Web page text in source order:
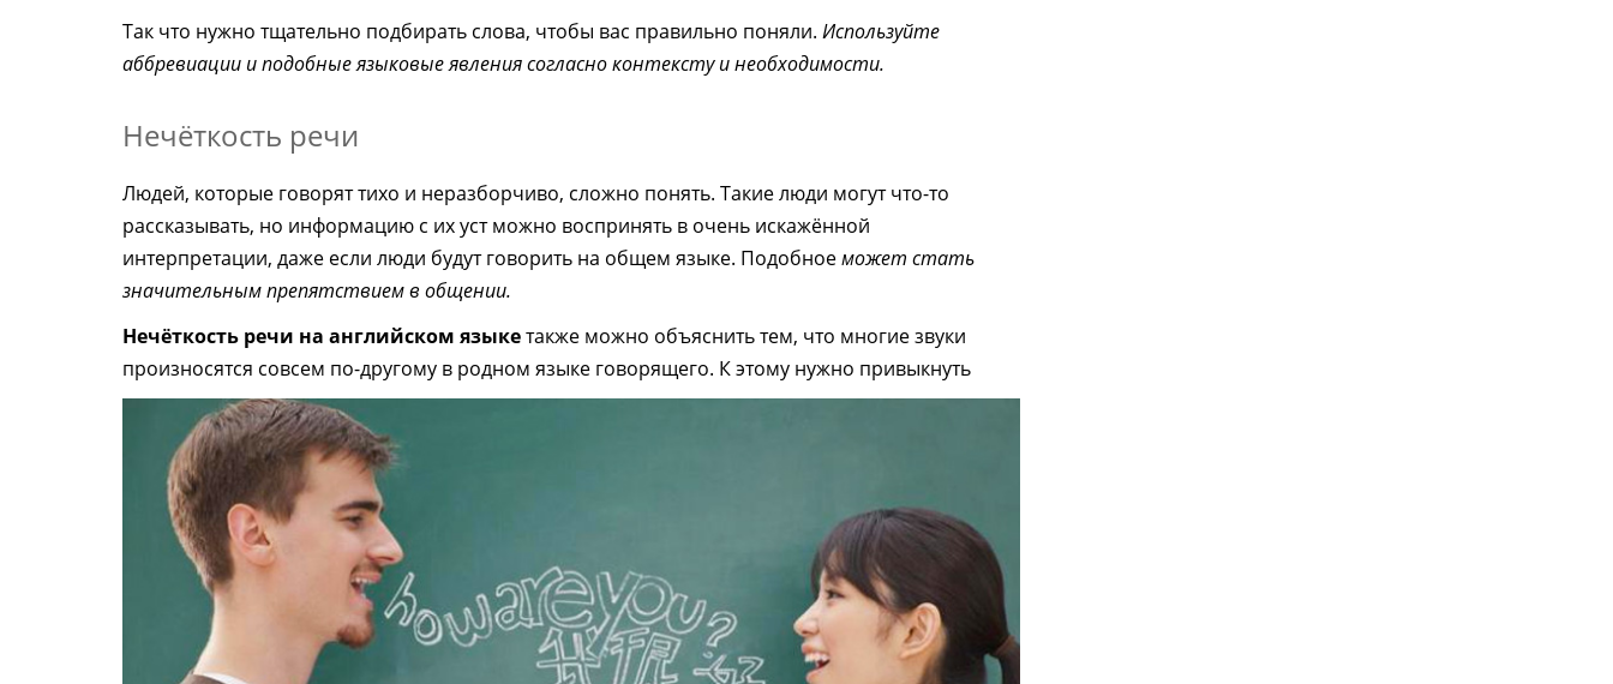
Так что нужно тщательно подбирать слова, чтобы вас правильно поняли. Используйте
аббревиации и подобные языковые явления согласно контексту и необходимости.
Нечёткость речи
Людей, которые говорят тихо и неразборчиво, сложно понять. Такие люди могут что-то
рассказывать, но информацию с их уст можно воспринять в очень искажённой
интерпретации, даже если люди будут говорить на общем языке. Подобноеможет стать
значительным препятствием в общении.
Нечёткость речи на английском языкетакже можно объяснить тем, что многие звуки
произносятся совсем по-другому в родном языке говорящего. К этому нужно привыкнуть